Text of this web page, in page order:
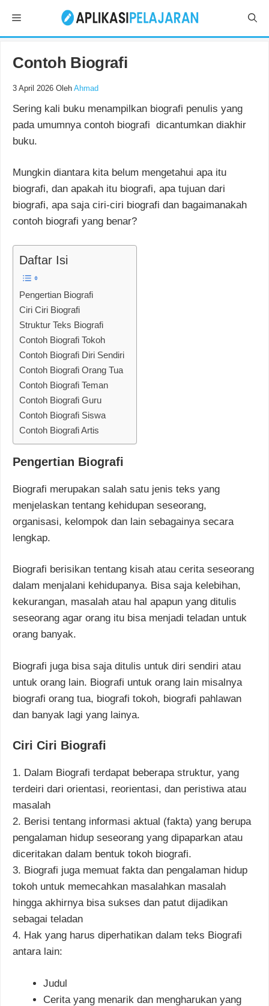
isi
Menu
Contoh Biografi
3 April 2026 Oleh Ahmad
Sering kali buku menampilkan biografi penulis yang
pada umumnya contoh biografi dicantumkan diakhir
buku.
Mungkin diantara kita belum mengetahui apa itu
biografi, dan apakah itu biografi, apa tujuan dari
biografi, apa saja ciri-ciri biografi dan bagaimanakah
contoh biografi yang benar?
Daftar Isi
Pengertian Biografi
Ciri Ciri Biografi
Struktur Teks Biografi
Contoh Biografi Tokoh
Contoh Biografi Diri Sendiri
Contoh Biografi Orang Tua
Contoh Biografi Teman
Contoh Biografi Guru
Contoh Biografi Siswa
Contoh Biografi Artis
Pengertian Biografi
Biografi merupakan salah satu jenis teks yang
menjelaskan tentang kehidupan seseorang,
organisasi, kelompok dan lain sebagainya secara
lengkap.
Biografi berisikan tentang kisah atau cerita seseorang
dalam menjalani kehidupanya. Bisa saja kelebihan,
kekurangan, masalah atau hal apapun yang ditulis
seseorang agar orang itu bisa menjadi teladan untuk
orang banyak.
Biografi juga bisa saja ditulis untuk diri sendiri atau
untuk orang lain. Biografi untuk orang lain misalnya
biografi orang tua, biografi tokoh, biografi pahlawan
dan banyak lagi yang lainya.
Ciri Ciri Biografi
1. Dalam Biografi terdapat beberapa struktur, yang
terdeiri dari orientasi, reorientasi, dan peristiwa atau
masalah
2. Berisi tentang informasi aktual (fakta) yang berupa
pengalaman hidup seseorang yang dipaparkan atau
diceritakan dalam bentuk tokoh biografi.
3. Biografi juga memuat fakta dan pengalaman hidup
tokoh untuk memecahkan masalahkan masalah
hingga akhirnya bisa sukses dan patut dijadikan
sebagai teladan
4. Hak yang harus diperhatikan dalam teks Biografi
antara lain:
Judul
Cerita yang menarik dan mengharukan yang